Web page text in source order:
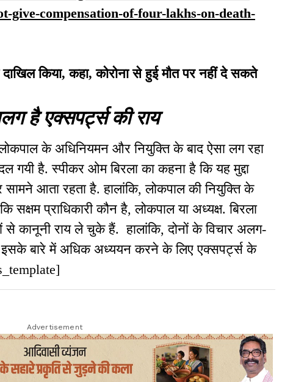
give-compensation-of-four-lakhs-on-death-
किया, कहा, कोरोना से हुई मौत पर नहीं दे सकते
है एक्सपर्ट्स की राय
लोकपाल के अधिनियमन और नियुक्ति के बाद ऐसा लग रहा
गयी है. स्पीकर ओम बिरला का कहना है कि यह मुद्दा
सामने आता रहता है. हालांकि, लोकपाल की नियुक्ति के
सक्षम प्राधिकारी कौन है, लोकपाल या अध्यक्ष. बिरला
से कानूनी राय ले चुके हैं. हालांकि, दोनों के विचार अलग-
बारे में अधिक अध्ययन करने के लिए एक्सपर्ट्स के
Advertisement